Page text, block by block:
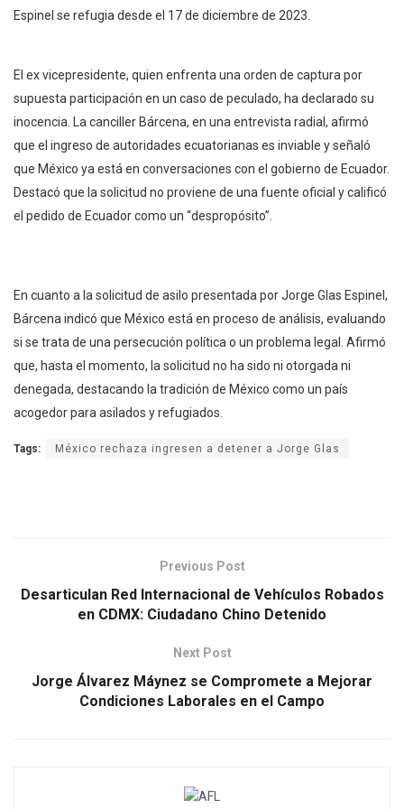
Espinel se refugia desde el 17 de diciembre de 2023.
El ex vicepresidente, quien enfrenta una orden de captura por
supuesta participación en un caso de peculado, ha declarado su
inocencia. La canciller Bárcena, en una entrevista radial, afirmó
que el ingreso de autoridades ecuatorianas es inviable y señaló
que México ya está en conversaciones con el gobierno de Ecuador.
Destacó que la solicitud no proviene de una fuente oficial y calificó
el pedido de Ecuador como un “despropósito”.
En cuanto a la solicitud de asilo presentada por Jorge Glas Espinel,
Bárcena indicó que México está en proceso de análisis, evaluando
si se trata de una persecución política o un problema legal. Afirmó
que, hasta el momento, la solicitud no ha sido ni otorgada ni
denegada, destacando la tradición de México como un país
acogedor para asilados y refugiados.
Tags: México rechaza ingresen a detener a Jorge Glas
Previous Post
Desarticulan Red Internacional de Vehículos Robados
en CDMX: Ciudadano Chino Detenido
Next Post
Jorge Álvarez Máynez se Compromete a Mejorar
Condiciones Laborales en el Campo